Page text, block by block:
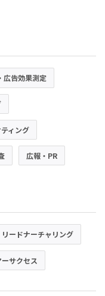
広告効果測定
ィング
広報・PR
リードナーチャリング
サクセス